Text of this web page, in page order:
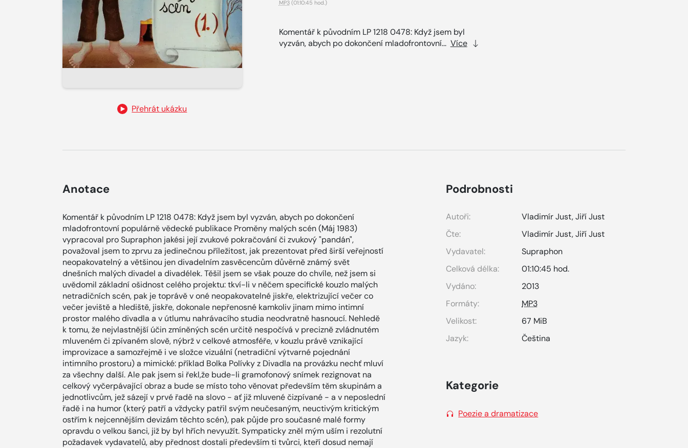
Přehrát ukázku
MP3(01:10:45 hod.)
Komentář k původním LP 1218 0478: Když jsem byl
vyzván, abych po dokončení mladofrontovní... Více
Anotace
Komentář k původním LP 1218 0478: Když jsem byl vyzván, abych po dokončení
mladofrontovní populárně vědecké publikace Proměny malých scén (Máj 1983)
vypracoval pro Supraphon jakési její zvukové pokračování či zvukový "pandán",
považoval jsem to zprvu za jedinečnou příležitost, jak prezentovat před širší veřejností
neopakovatelný a většinou jen divadelním zasvěcencům důvěrně známý svět
dnešních malých divadel a divadélek. Těšil jsem se však pouze do chvíle, než jsem si
uvědomil základní ošidnost celého projektu: tkví-li v něčem specifické kouzlo malých
netradičních scén, pak je toprávě v oné neopakovatelné jiskře, elektrizující večer co
večer jeviště a hlediště, jiskře, dokonale nepřenosné kamkoliv jinam mimo intimní
prostor malého divadla a v útlumu nahrávacího studia neodvratně hasnoucí. Nehledě
k tomu, že nejvlastnější účin zmíněných scén určitě nespočívá v precizně zvládnutém
mluveném či zpívaném slově, nýbrž v celkové atmosféře, v kouzlu právě vznikající
improvizace a samozřejmě i ve složce vizuální (netradiční výtvarné pojednání
intimního prostoru) a mimické: příklad Bolka Polívky z Divadla na provázku nechť mluví
za všechny další. Ale pak jsem si řekl,že bude-li gramofonový snímek rezignovat na
celkový vyčerpávající obraz a bude se místo toho věnovat především těm skupinám a
jednotlivcům, jež sázejí v prvé řadě na slovo - ať již mluvené čizpívané - a v neposlední
řadě i na humor (který patří a vždycky patřil svým neučesaným, neuctivým kritickým
ostřím k nejcennějším devizám těchto scén), pak půjde pro současné malé formy
opravdu o velkou šanci, již by byl hřích nevyužít. Sympaticky zněl mým uším i rezolutní
požadavek vydavatelů, aby přednost dostali především ti tvůrci, kteří dosud nemají
Podrobnosti
Autoři: Vladimír Just,Jiří Just
Čte:
Vladimír Just,Jiří Just
Vydavatel:
Supraphon
Celková délka:
01:10:45 hod.
Vydáno:
2013
Formáty:
MP3
Velikost:
67 MiB
Jazyk:
Čeština
Kategorie
Poezie a dramatizace